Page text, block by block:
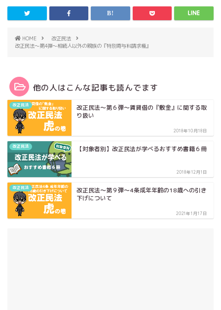
HOME
改正民法
改正民法～第4弾～相続人以外の親族の『特別寄与料請求権』
他の人はこんな記事も読んでます
改正民法
改正民法～第６弾～賃貸借の『敷金』に関する取
り扱い
2018年10月18日
改正民法 【対象者別】改正民法が学べるおすすめ書籍６冊
2018年12月1日
改正民法
改正民法～第９弾～4条成年年齢の18歳への引き
下げについて
2021年1月17日